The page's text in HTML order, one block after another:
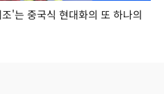
'는 중국식 현대화의 또 하나의